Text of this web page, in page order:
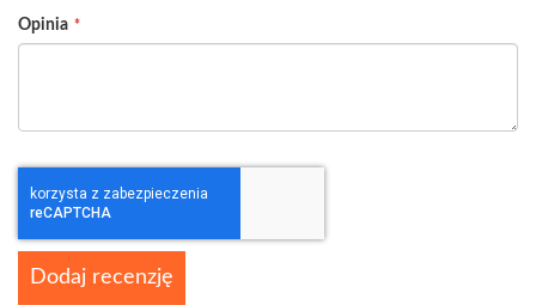
Opinia
Dodaj recenzję